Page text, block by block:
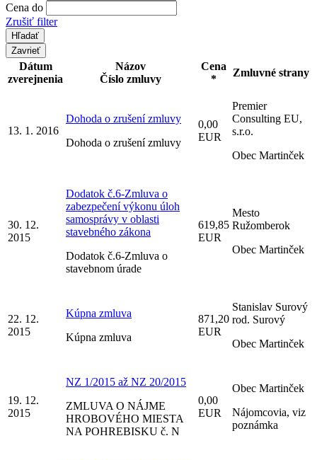
Cena do
Zrušiť filter
Zavrieť
Dátum
zverejnenia
Názov
Číslo zmluvy
Cena
*
Zmluvné strany
13. 1. 2016
Dohoda o zrušení zmluvy
Dohoda o zrušení zmluvy
0,00
EUR
Premier
Consulting EU,
s.r.o.
Obec Martinček
30. 12.
2015
Dodatok č.6-Zmluva o
zabezpečení výkonu úloh
samosprávy v oblasti
stavebného zákona
Dodatok č.6-Zmluva o
stavebnom úrade
619,85
EUR
Mesto
Ružomberok
Obec Martinček
22. 12.
2015
Kúpna zmluva
Kúpna zmluva
871,20
EUR
Stanislav Surový
rod. Surový
Obec Martinček
19. 12.
2015
NZ 1/2015 až NZ 20/2015
ZMLUVA O NÁJME
HROBOVÉHO MIESTA
NA POHREBISKU č. N
0,00
EUR
Obec Martinček
Nájomcovia, viz
poznámka